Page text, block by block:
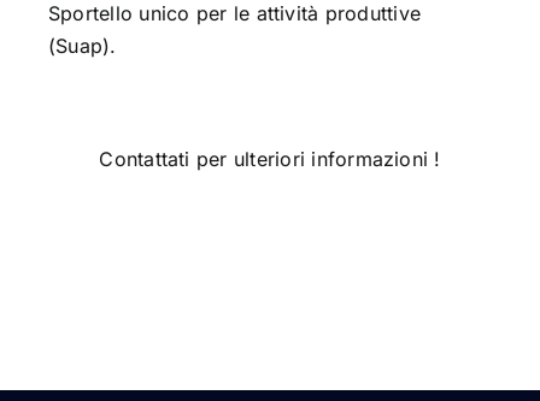
Sportello unico per le attività produttive
(Suap).
Contattati per ulteriori informazioni !